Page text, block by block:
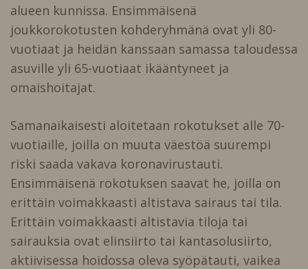
alueen kunnissa. Ensimmäisenä
joukkorokotusten kohderyhmänä ovat yli 80-
vuotiaat ja heidän kanssaan samassa taloudessa
asuville yli 65-vuotiaat ikääntyneet ja
omaishoitajat.
Samanaikaisesti aloitetaan rokotukset alle 70-
vuotiaille, joilla on muuta väestöä suurempi
riski saada vakava koronavirustauti.
Ensimmäisenä rokotuksen saavat he, joilla on
erittäin voimakkaasti altistava sairaus tai tila.
Erittäin voimakkaasti altistavia tiloja tai
sairauksia ovat elinsiirto tai kantasolusiirto,
aktiivisessa hoidossa oleva syöpätauti, vaikea